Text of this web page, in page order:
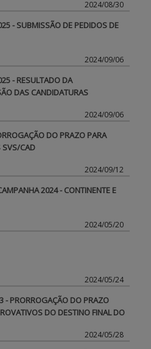
2024/08/30
- SUBMISSÃO DE PEDIDOS DE
2024/09/06
- RESULTADO DA
DAS CANDIDATURAS
2024/09/06
DO PRAZO PARA
SVS/CAD
2024/09/12
2024 - CONTINENTE E
2024/05/20
2024/05/24
- PRORROGAÇÃO DO PRAZO
DO DESTINO FINAL DO
2024/05/28